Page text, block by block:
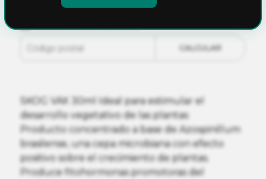
CALCULAR
SKOG VAX 30ml Ideal para estimular el
desarrollo vegetativo de las plantas
Producto concentrado a base de Azospinillum
brasilense, una cepa microbiana con efecto
positivo sobre el crecimiento de plantas.
Produce fitohormonas promotoras del